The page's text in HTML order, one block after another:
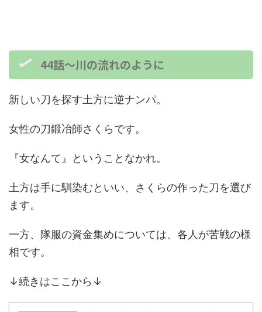
44話～川の流れのように
新しい刀を探す土方に逆ナンパ。
女性の刀鍛冶師さくらです。
『女なんて』ということなかれ。
土方は手に馴染むといい、さくらの作った刀を選び
ます。
一方、隊服の資金集めについては、各人が苦戦の様
相です。
↓続きはここから↓